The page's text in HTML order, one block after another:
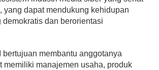
yang dapat mendukung kehidupan
demokratis dan berorientasi
bertujuan membantu anggotanya
memiliki manajemen usaha, produk